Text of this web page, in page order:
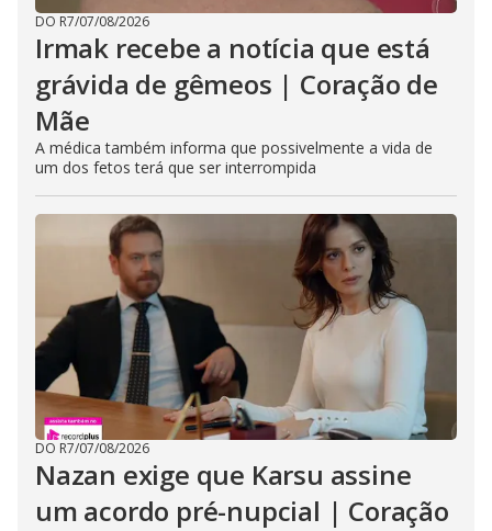
DO R7/07/08/2026
Irmak recebe a notícia que está
grávida de gêmeos | Coração de
Mãe
A médica também informa que possivelmente a vida de
um dos fetos terá que ser interrompida
DO R7/07/08/2026
Nazan exige que Karsu assine
um acordo pré-nupcial | Coração